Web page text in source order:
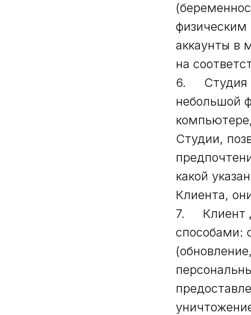
физическим
аккаунты в
на
6. Студия
небольшой
Студии,
какой
Клиента,
7. Клиент
способами: